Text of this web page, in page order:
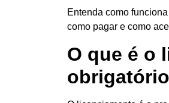
Entenda como
como pagar e como
O que é o
obrigatório